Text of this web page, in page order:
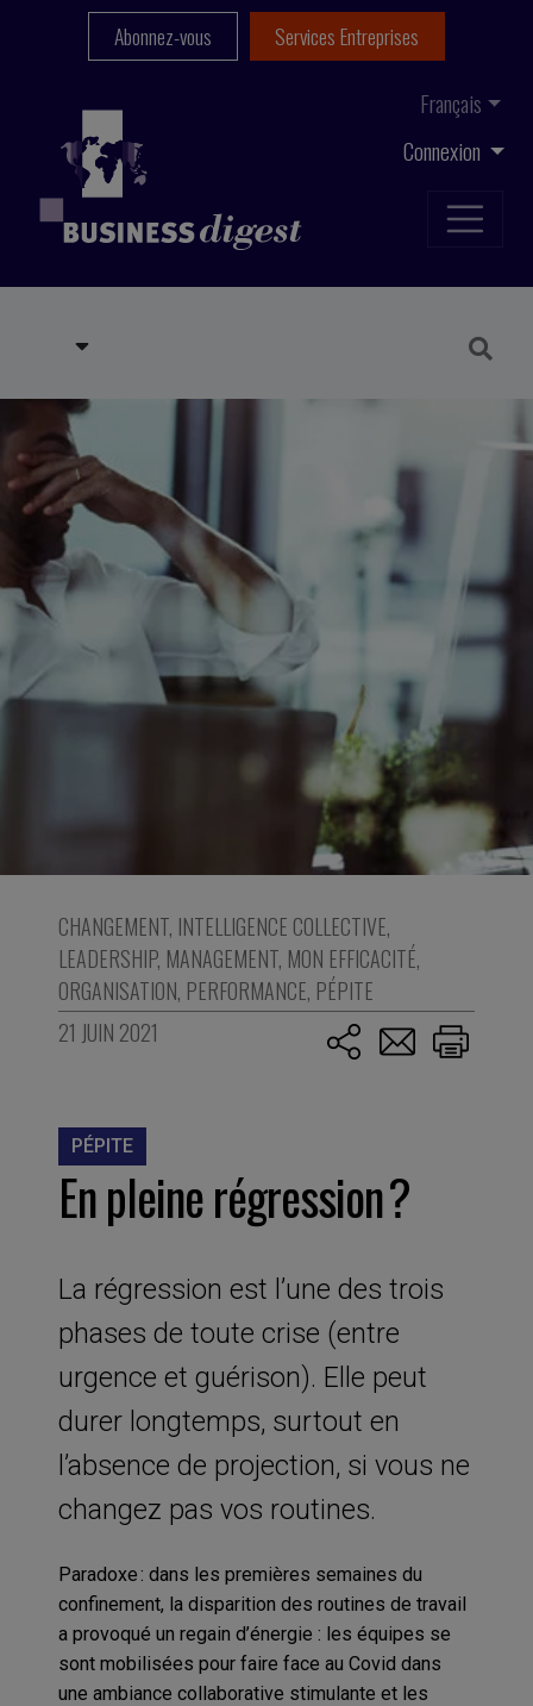
Connexion
Français
Abonnez-vous Services Entreprises
CHANGEMENT, INTELLIGENCE COLLECTIVE,
LEADERSHIP, MANAGEMENT, MON EFFICACITÉ,
ORGANISATION, PERFORMANCE, PÉPITE
21 JUIN 2021
PÉPITE
En pleine régression ?
La régression est l’une des trois
phases de toute crise (entre
urgence et guérison). Elle peut
durer longtemps, surtout en
l’absence de projection, si vous ne
changez pas vos routines.
Paradoxe : dans les premières semaines du
confinement, la disparition des routines de travail
a provoqué un regain d’énergie : les équipes se
sont mobilisées pour faire face au Covid dans
une ambiance collaborative stimulante et les